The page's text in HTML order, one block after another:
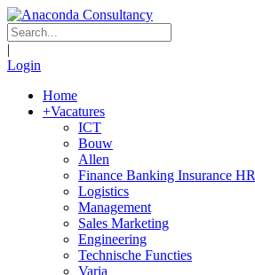
|
Login
Home
+Vacatures
ICT
Bouw
Allen
Finance Banking Insurance HR
Logistics
Management
Sales Marketing
Engineering
Technische Functies
Varia